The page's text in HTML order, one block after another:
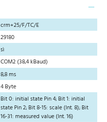
crm+25/F/TC/E
29180
sì
COM2 (38,4 kBaud)
8,8 ms
4 Byte
Bit 0: initial state Pin 4; Bit 1: initial
state Pin 2; Bit 8-15: scale (Int. 8); Bit
16-31: measured value (Int. 16)